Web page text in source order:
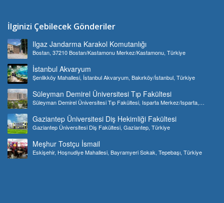
İlginizi Çebilecek Gönderiler
Ilgaz Jandarma Karakol Komutanlığı
Bostan, 37210 Bostan/Kastamonu Merkez/Kastamonu, Türkiye
İstanbul Akvaryum
Şenlikköy Mahallesi, İstanbul Akvaryum, Bakırköy/İstanbul, Türkiye
Süleyman Demirel Üniversitesi Tıp Fakültesi
Süleyman Demirel Üniversitesi Tıp Fakültesi, Isparta Merkez/Isparta,
Gaziantep Üniversitesi Diş Hekimliği Fakültesi
Gaziantep Üniversitesi Diş Fakültesi, Gaziantep, Türkiye
Meşhur Tostçu İsmail
Eskişehir, Hoşnudiye Mahallesi, Bayramyeri Sokak, Tepebaşı, Türkiye